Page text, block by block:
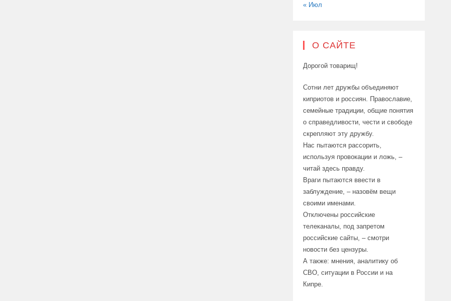
« Июл
О САЙТЕ
Дорогой товарищ!
Сотни лет дружбы объединяют
киприотов и россиян. Православие,
семейные традиции, общие понятия
о справедливости, чести и свободе
скрепляют эту дружбу.
Нас пытаются рассорить,
используя провокации и ложь, –
читай здесь правду.
Враги пытаются ввести в
заблуждение, – назовём вещи
своими именами.
Отключены российские
телеканалы, под запретом
российские сайты, – смотри
новости без цензуры.
А также: мнения, аналитику об
СВО, ситуации в России и на
Кипре.